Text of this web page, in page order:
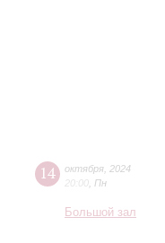
14 октября 2024
Пн
Большой зал